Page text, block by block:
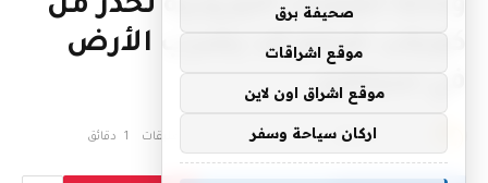
وكالة الفضاء الأوروبية تحذر من
كويكب ضخم قد يضرب الأرض
في سبتمبر
بواسطة admin يونيو 9, 2019 لا توجد تعليقات 1 دقائق
صحيفة برق
موقع اشراقات
موقع اشراق اون لاين
اركان سياحة وسفر